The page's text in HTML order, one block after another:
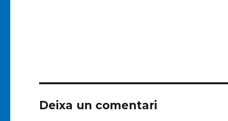
Deixa un comentari